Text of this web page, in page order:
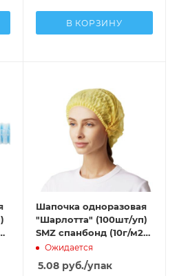
В КОРЗИНУ
Шапочка одноразовая
"Шарлотта" (100шт/уп)
SMZ спанбонд (10г/м2)
жёлтый
Ожидается
5.08руб./упак